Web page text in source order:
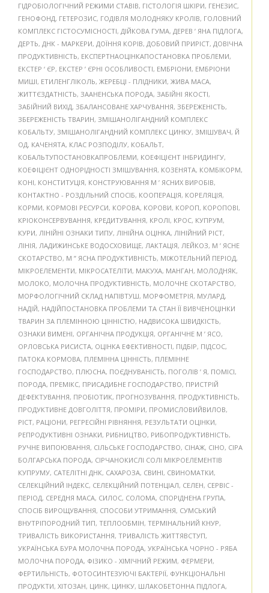
ГІДРОБІОЛОГІЧНИЙ РЕЖИМИ СТАВІВ, ГІСТОЛОГІЯ ШКІРИ, ГЕНЕЗИС,
ГЕНОФОНД, ГЕТЕРОЗИС, ГОДІВЛЯ МОЛОДНЯКУ КРОЛІВ, ГОЛОВНИЙ
КОМПЛЕКС ГІСТОСУМІСНОСТІ, ДІЙКОВА ГУМА, ДЕРЕВ ’ ЯНА ПІДЛОГА,
ДЕРТЬ, ДНК - МАРКЕРИ, ДОЇННЯ КОРІВ, ДОБОВИЙ ПРИРІСТ, ДОВІЧНА
ПРОДУКТИВНІСТЬ, ЕКСПЕРТНАОЦІНКАПОСТАНОВКА ПРОБЛЕМИ,
ЕКСТЕР ‘ ЄР, ЕКСТЕР ’ ЄРНІ ОСОБЛИВОСТІ, ЕМБРІОНИ, ЕМБРІОНИ
МИШІ, ЕТИЛЕНГЛІКОЛЬ, ЖЕРЕБЦІ - ПЛІДНИКИ, ЖИВА МАСА,
ЖИТТЄЗДАТНІСТЬ, ЗААНЕНСЬКА ПОРОДА, ЗАБІЙНІ ЯКОСТІ,
ЗАБІЙНИЙ ВИХІД, ЗБАЛАНСОВАНЕ ХАРЧУВАННЯ, ЗБЕРЕЖЕНІСТЬ,
ЗБЕРЕЖЕНІСТЬ ТВАРИН, ЗМІШАНОЛІГАНДНИЙ КОМПЛЕКС
КОБАЛЬТУ, ЗМІШАНОЛІГАНДНИЙ КОМПЛЕКС ЦИНКУ, ЗМІШУВАЧ, Й
ОД, КАЧЕНЯТА, КЛАС РОЗПОДІЛУ, КОБАЛЬТ,
КОБАЛЬТУПОСТАНОВКАПРОБЛЕМИ, КОЕФІЦІЄНТ ІНБРИДИНГУ,
КОЕФІЦІЄНТ ОДНОРІДНОСТІ ЗМІШУВАННЯ, КОЗЕНЯТА, КОМБІКОРМ,
КОНІ, КОНСТИТУЦІЯ, КОНСТРУЮВАННЯ М ’ ЯСНИХ ВИРОБІВ,
КОНТАКТНО - РОЗДІЛЬНИЙ СПОСІБ, КООПЕРАЦІЯ, КОРЕЛЯЦІЯ,
КОРМИ, КОРМОВІ РЕСУРСИ, КОРОВА, КОРОВИ, КОРОП, КОРОПОВІ,
КРІОКОНСЕРВУВАННЯ, КРЕДИТУВАННЯ, КРОЛІ, КРОС, КУПРУМ,
КУРИ, ЛІНІЙНІ ОЗНАКИ ТИПУ, ЛІНІЙНА ОЦІНКА, ЛІНІЙНИЙ РІСТ,
ЛІНІЯ, ЛАДИЖИНСЬКЕ ВОДОСХОВИЩЕ, ЛАКТАЦІЯ, ЛЕЙКОЗ, М ’ ЯСНЕ
СКОТАРСТВО, М ” ЯСНА ПРОДУКТИВНІСТЬ, МІЖОТЕЛЬНИЙ ПЕРІОД,
МІКРОЕЛЕМЕНТИ, МІКРОСАТЕЛІТИ, МАКУХА, МАНГАН, МОЛОДНЯК,
МОЛОКО, МОЛОЧНА ПРОДУКТИВНІСТЬ, МОЛОЧНЕ СКОТАРСТВО,
МОРФОЛОГІЧНИЙ СКЛАД НАПІВТУШ, МОРФОМЕТРІЯ, МУЛАРД,
НАДІЙ, НАДІЙПОСТАНОВКА ПРОБЛЕМИ ТА СТАН ЇЇ ВИВЧЕНОЦІНКИ
ТВАРИН ЗА ПЛЕМІННОЮ ЦІННІСТЮ, НАДВИСОКА ШВИДКІСТЬ,
ОЗНАКИ ВИМЕНІ, ОРГАНІЧНА ПРОДУКЦІЯ, ОРГАНІЧНЕ М ’ ЯСО,
ОРЛОВСЬКА РИСИСТА, ОЦІНКА ЕФЕКТИВНОСТІ, ПІДБІР, ПІДСОС,
ПАТОКА КОРМОВА, ПЛЕМІННА ЦІННІСТЬ, ПЛЕМІННЕ
ГОСПОДАРСТВО, ПЛЮСНА, ПОЄДНУВАНІСТЬ, ПОГОЛІВ ’ Я, ПОМІСІ,
ПОРОДА, ПРЕМІКС, ПРИСАДИБНЕ ГОСПОДАРСТВО, ПРИСТРІЙ
ДЕФЕКТУВАННЯ, ПРОБІОТИК, ПРОГНОЗУВАННЯ, ПРОДУКТИВНІСТЬ,
ПРОДУКТИВНЕ ДОВГОЛІТТЯ, ПРОМІРИ, ПРОМИСЛОВИЙВИЛОВ,
РІСТ, РАЦІОНИ, РЕГРЕСІЙНІ РІВНЯННЯ, РЕЗУЛЬТАТИ ОЦІНКИ,
РЕПРОДУКТИВНІ ОЗНАКИ, РИБНИЦТВО, РИБОПРОДУКТИВНІСТЬ,
РУЧНЕ ВИПОЮВАННЯ, СІЛЬСЬКЕ ГОСПОДАРСТВО, СІНАЖ, СІНО, СІРА
БОЛГАРСЬКА ПОРОДА, СІРЧАНОКИСЛІ СОЛІ МІКРОЕЛЕМЕНТІВ
КУПРУМУ, САТЕЛІТНІ ДНК, САХАРОЗА, СВИНІ, СВИНОМАТКИ,
СЕЛЕКЦІЙНИЙ ІНДЕКС, СЕЛЕКЦІЙНИЙ ПОТЕНЦІАЛ, СЕЛЕН, СЕРВІС -
ПЕРІОД, СЕРЕДНЯ МАСА, СИЛОС, СОЛОМА, СПОРІДНЕНА ГРУПА,
СПОСІБ ВИРОЩУВАННЯ, СПОСОБИ УТРИМАННЯ, СУМСЬКИЙ
ВНУТРІПОРОДНИЙ ТИП, ТЕПЛООБМІН, ТЕРМІНАЛЬНИЙ КНУР,
ТРИВАЛІСТЬ ВИКОРИСТАННЯ, ТРИВАЛІСТЬ ЖИТТЯВСТУП,
УКРАЇНСЬКА БУРА МОЛОЧНА ПОРОДА, УКРАЇНСЬКА ЧОРНО - РЯБА
МОЛОЧНА ПОРОДА, ФІЗИКО - ХІМІЧНИЙ РЕЖИМ, ФЕРМЕРИ,
ФЕРТИЛЬНІСТЬ, ФОТОСИНТЕЗУЮЧІ БАКТЕРІЇ, ФУНКЦІОНАЛЬНІ
ПРОДУКТИ, ХІТОЗАН, ЦИНК, ЦИНКУ, ШЛАКОБЕТОННА ПІДЛОГА,